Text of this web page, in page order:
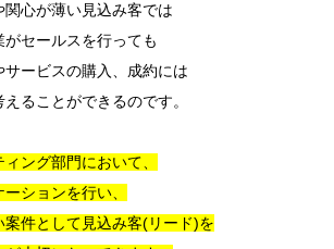
関心が薄い見込み客では
セールスを行っても
ービスの購入、成約には
ることができるのです。
ング部門において、
ションを行い、
案件として見込み客(リード)を